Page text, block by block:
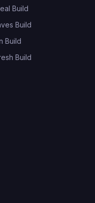
Build
Build
Build
Build